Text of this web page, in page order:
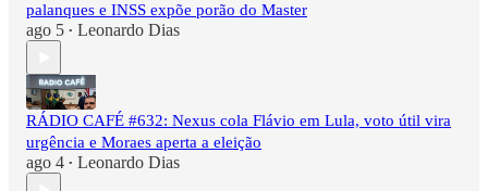
palanques e INSS expõe porão do Master
ago 5 • Leonardo Dias
RÁDIO CAFÉ #632: Nexus cola Flávio em Lula, voto útil vira
urgência e Moraes aperta a eleição
ago 4 • Leonardo Dias